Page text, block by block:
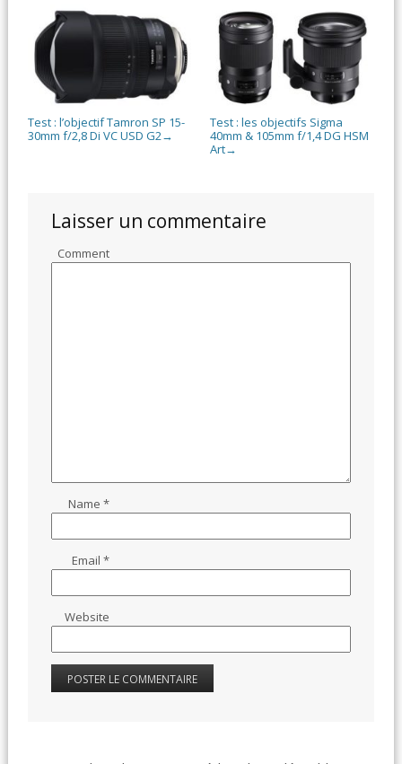
Test : l’objectif Tamron SP 15-
30mm f/2,8 Di VC USD G2 →
Test : les objectifs Sigma
40mm & 105mm f/1,4 DG HSM
Art→
Laisser un commentaire
Comment
Name*
Email*
Website